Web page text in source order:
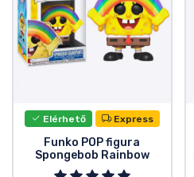
Elérhető Express
Funko POP figura
Spongebob Rainbow
Zenés cuccok
Márkák